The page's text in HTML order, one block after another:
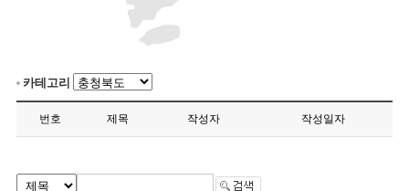
카테고리
번호 제목 작성자 작성일자